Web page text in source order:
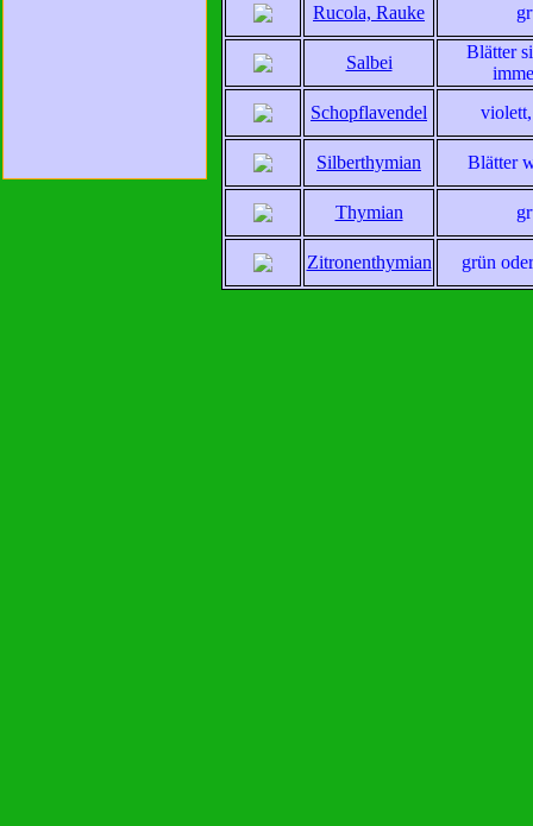
Rucola, Rauke
Salbei
Blätter
Schopflavendel
Silberthymian Blätter
Thymian
Zitronenthymian grün